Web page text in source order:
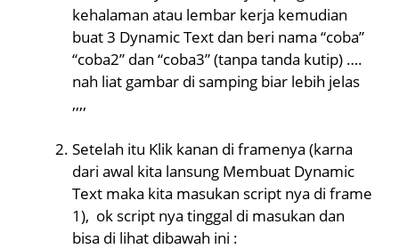
kehalaman atau lembar kerja kemudian
buat 3 Dynamic Text dan beri nama “coba”
“coba2” dan “coba3” (tanpa tanda kutip) ….
nah liat gambar di samping biar lebih jelas
,,,,
Setelah itu Klik kanan di framenya (karna
dari awal kita lansung Membuat Dynamic
Text maka kita masukan script nya di frame
1), ok script nya tinggal di masukan dan
bisa di lihat dibawah ini :